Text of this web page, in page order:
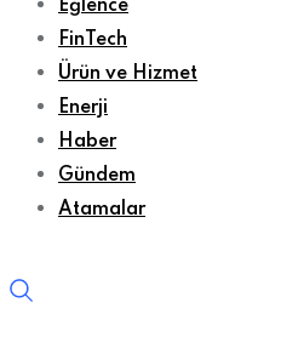
Eğlence
FinTech
Ürün ve Hizmet
Enerji
Haber
Gündem
Atamalar